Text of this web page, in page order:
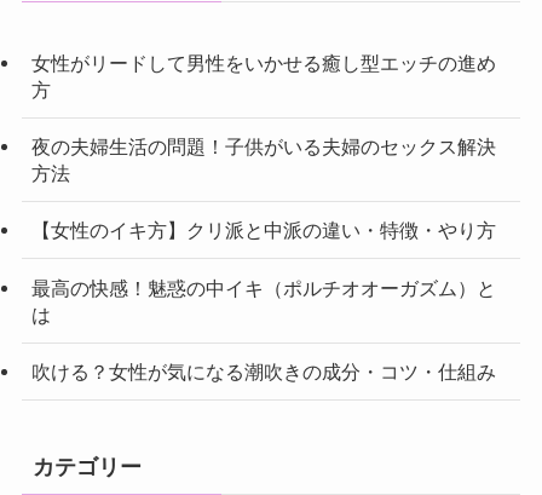
女性がリードして男性をいかせる癒し型エッチの進め
方
夜の夫婦生活の問題！子供がいる夫婦のセックス解決
方法
【女性のイキ方】クリ派と中派の違い・特徴・やり方
最高の快感！魅惑の中イキ（ポルチオオーガズム）と
は
吹ける？女性が気になる潮吹きの成分・コツ・仕組み
カテゴリー